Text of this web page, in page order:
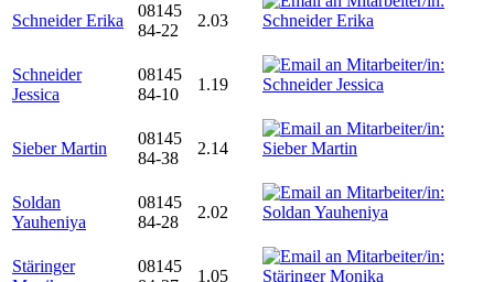
Schneider Erika
08145
84-22
2.03
Schneider
Jessica
08145
84-10
1.19
Sieber Martin
08145
84-38
2.14
Soldan
Yauheniya
08145
84-28
2.02
Stäringer
08145
1.05